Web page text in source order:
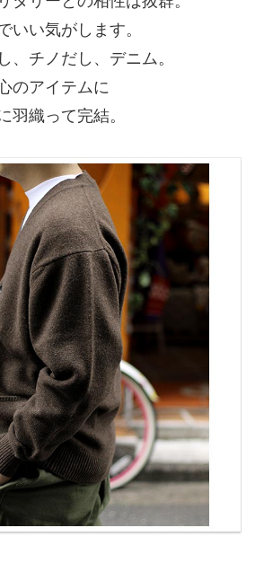
いい気がします。
、チノだし、デニム。
のアイテムに
羽織って完結。